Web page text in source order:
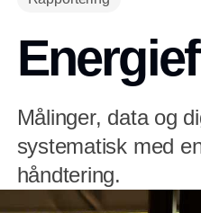
Målinger, data og
systematisk med
håndtering.